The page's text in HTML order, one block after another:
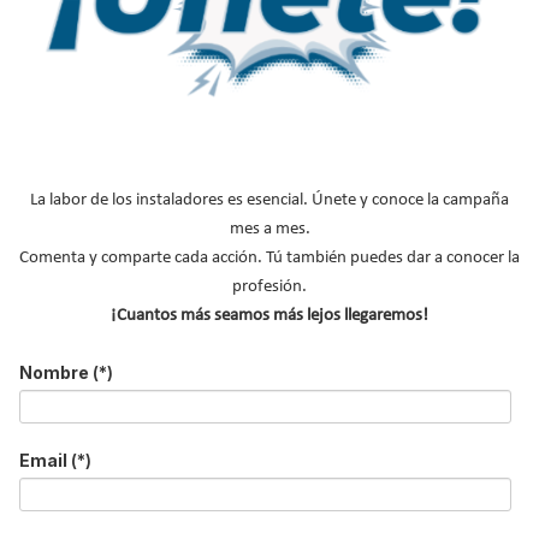
pantalla táctil.
Dore versión retroiluminada
Publicado en Hemeroteca Calefacción 04 Jun 2010
La labor de los instaladores es esencial. Únete y conoce la campaña
mes a mes.
Comenta y comparte cada acción. Tú también puedes dar a conocer la
profesión.
¡Cuantos más seamos más lejos llegaremos!
Nombre (*)
Email (*)